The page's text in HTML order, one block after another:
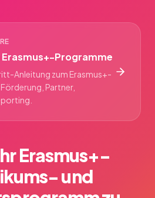
Programme
Anleitung zum Erasmus+-
Partner,
Erasmus+-
und